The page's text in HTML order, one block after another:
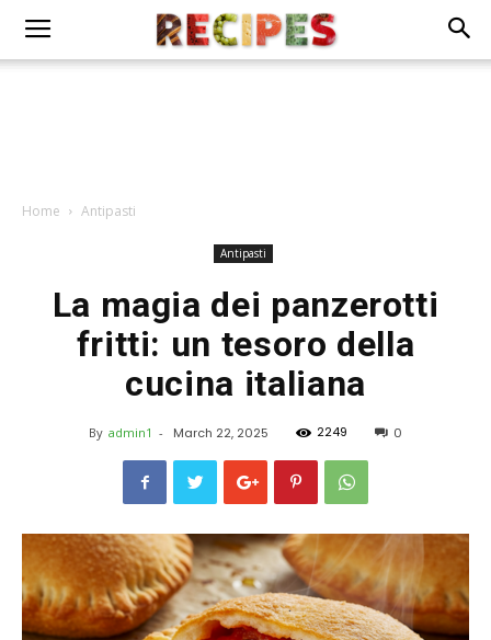
Home Antipasti
Antipasti
La magia dei panzerotti
fritti: un tesoro della
cucina italiana
By admin1 - March 22, 2025 2249 0